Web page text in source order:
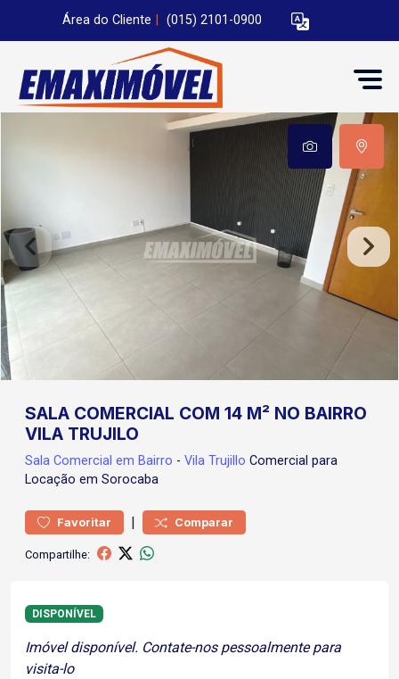
Área do Cliente (015) 2101-0900
SALA COMERCIAL COM 14 M² NO BAIRRO
VILA TRUJILO
Sala Comercial em Bairro - Vila Trujillo Comercial para
Locação em Sorocaba
Favoritar | Comparar
Compartilhe:
DISPONÍVEL
Imóvel disponível. Contate-nos pessoalmente para
visita-lo